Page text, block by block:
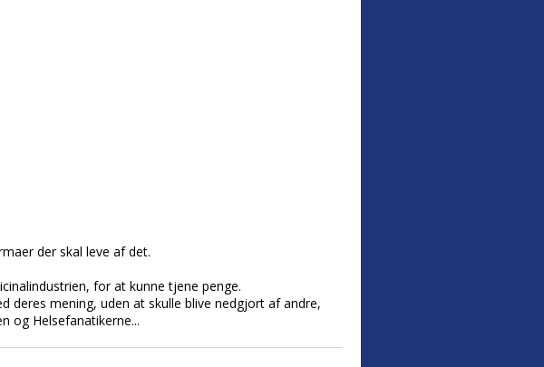
der skal leve af det.
for at kunne tjene penge.
mening, uden at skulle blive nedgjort af andre,
og Helsefanatikerne...